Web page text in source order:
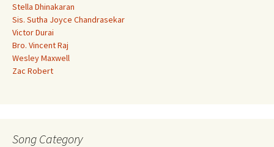
Stella Dhinakaran
Sis. Sutha Joyce Chandrasekar
Victor Durai
Bro. Vincent Raj
Wesley Maxwell
Zac Robert
Song Category